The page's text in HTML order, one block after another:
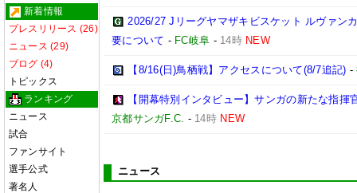
新着情報
プレスリリース (26)
ニュース (29)
ブログ (4)
トピックス
ランキング
ニュース
試合
ファンサイト
選手公式
著名人
2026/27 Jリーグヤマザキビスケット ルヴァン
要について - FC岐阜 - 14時 NEW
【8/16(日)鳥栖戦】アクセスについて(8/7追記) -
【開幕特別インタビュー】サンガの新たな指揮
京都サンガF.C. - 14時 NEW
ニュース